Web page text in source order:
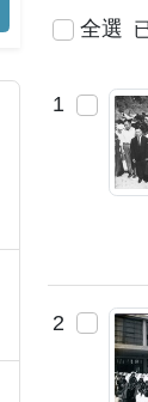
全選
1
2